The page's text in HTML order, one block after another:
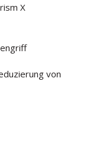
X
von